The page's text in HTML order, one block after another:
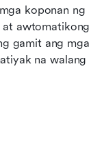
koponan ng
at awtomatikong
gamit ang mga
na walang